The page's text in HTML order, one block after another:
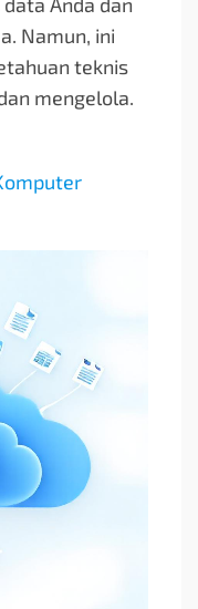
Namun, ini
teknis
mengelola.